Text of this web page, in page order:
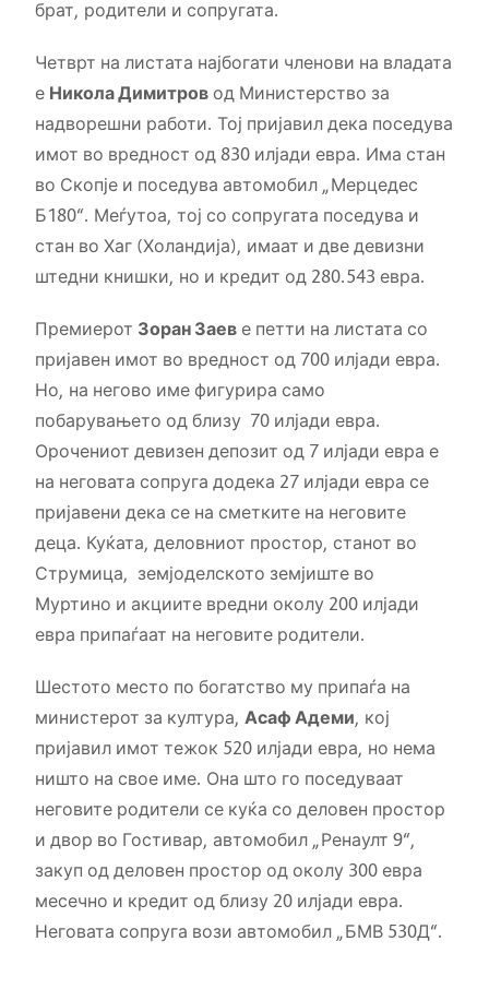
брат, родители и сопругата.
Четврт на листата најбогати членови на владата
е Никола Димитров од Министерство за
надворешни работи. Тој пријавил дека поседува
имот во вредност од 830 илјади евра. Има стан
во Скопје и поседува автомобил „Мерцедес
Б180“. Меѓутоа, тој со сопругата поседува и
стан во Хаг (Холандија), имаат и две девизни
штедни книшки, но и кредит од 280.543 евра.
Премиерот Зоран Заев е петти на листата со
пријавен имот во вредност од 700 илјади евра.
Но, на негово име фигурира само
побарувањето од близу 70 илјади евра.
Орочениот девизен депозит од 7 илјади евра е
на неговата сопруга додека 27 илјади евра се
пријавени дека се на сметките на неговите
деца. Куќата, деловниот простор, станот во
Струмица, земјоделското земјиште во
Муртино и акциите вредни околу 200 илјади
евра припаѓаат на неговите родители.
Шестото место по богатство му припаѓа на
министерот за култура, Асаф Адеми, кој
пријавил имот тежок 520 илјади евра, но нема
ништо на свое име. Она што го поседуваат
неговите родители се куќа со деловен простор
и двор во Гостивар, автомобил „Ренаулт 9“,
закуп од деловен простор од околу 300 евра
месечно и кредит од близу 20 илјади евра.
Неговата сопруга вози автомобил „БМВ 530Д“.